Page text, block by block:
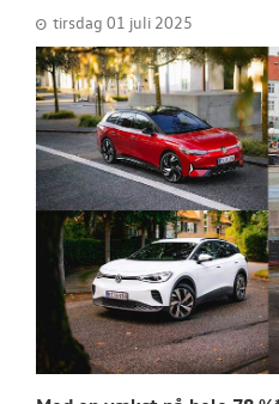
tirsdag 01 juli 2025